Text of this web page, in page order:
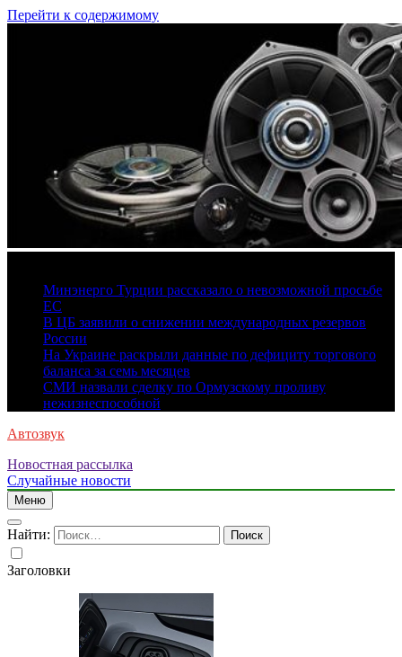
Перейти к содержимому
Минэнерго Турции рассказало о невозможной просьбе
ЕС
В ЦБ заявили о снижении международных резервов
России
На Украине раскрыли данные по дефициту торгового
баланса за семь месяцев
СМИ назвали сделку по Ормузскому проливу
нежизнеспособной
Автозвук
Новостная рассылка
Случайные новости
Меню
Найти:
Заголовки